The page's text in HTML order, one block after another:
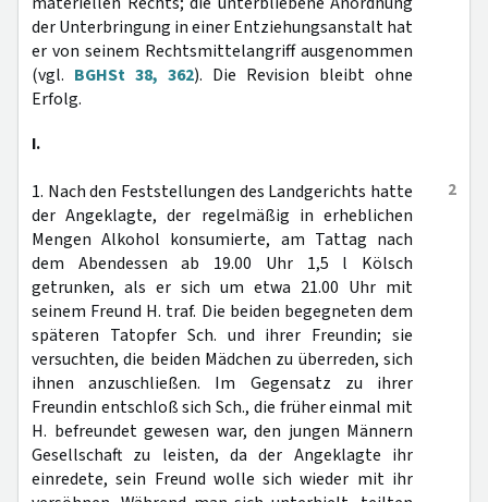
der Unterbringung in einer Entziehungsanstalt hat
er von seinem Rechtsmittelangriff ausgenommen
(vgl. BGHSt 38, 362). Die Revision bleibt ohne
Erfolg.
I.
2
1. Nach den Feststellungen des Landgerichts hatte
der Angeklagte, der regelmäßig in erheblichen
Mengen Alkohol konsumierte, am Tattag nach
dem Abendessen ab 19.00 Uhr 1,5 l Kölsch
getrunken, als er sich um etwa 21.00 Uhr mit
seinem Freund H. traf. Die beiden begegneten dem
späteren Tatopfer Sch. und ihrer Freundin; sie
versuchten, die beiden Mädchen zu überreden, sich
ihnen anzuschließen. Im Gegensatz zu ihrer
Freundin entschloß sich Sch., die früher einmal mit
H. befreundet gewesen war, den jungen Männern
Gesellschaft zu leisten, da der Angeklagte ihr
einredete, sein Freund wolle sich wieder mit ihr